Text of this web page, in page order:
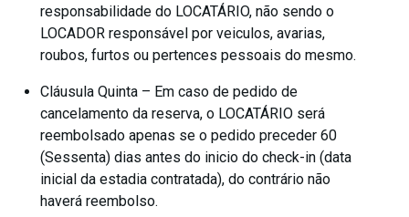
responsabilidade do LOCATÁRIO, não sendo o
LOCADOR responsável por veiculos, avarias,
roubos, furtos ou pertences pessoais do mesmo.
Cláusula Quinta – Em caso de pedido de
cancelamento da reserva, o LOCATÁRIO será
reembolsado apenas se o pedido preceder 60
(Sessenta) dias antes do inicio do check-in (data
inicial da estadia contratada), do contrário não
haverá reembolso.